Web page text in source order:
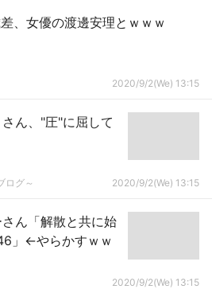
、女優の渡邊安理とｗｗｗ
2020/9/2(We) 13:15
さん、"圧"に屈して
ログ～ 2020/9/2(We) 13:15
さん「解散と共に始
」←やらかすｗｗ
2020/9/2(We) 13:15